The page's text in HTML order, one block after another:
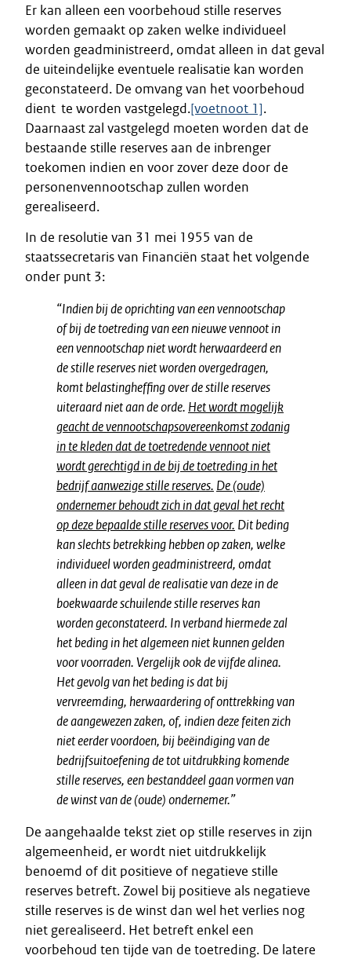
Er kan alleen een voorbehoud stille reserves
worden gemaakt op zaken welke individueel
worden geadministreerd, omdat alleen in dat geval
de uiteindelijke eventuele realisatie kan worden
geconstateerd. De omvang van het voorbehoud
dient te worden vastgelegd.[voetnoot 1].
Daarnaast zal vastgelegd moeten worden dat de
bestaande stille reserves aan de inbrenger
toekomen indien en voor zover deze door de
personenvennootschap zullen worden
gerealiseerd.
In de resolutie van 31 mei 1955 van de
staatssecretaris van Financiën staat het volgende
onder punt 3:
“Indien bij de oprichting van een vennootschap
of bij de toetreding van een nieuwe vennoot in
een vennootschap niet wordt herwaardeerd en
de stille reserves niet worden overgedragen,
komt belastingheffing over de stille reserves
uiteraard niet aan de orde. Het wordt mogelijk
geacht de vennootschapsovereenkomst zodanig
in te kleden dat de toetredende vennoot niet
wordt gerechtigd in de bij de toetreding in het
bedrijf aanwezige stille reserves. De (oude)
ondernemer behoudt zich in dat geval het recht
op deze bepaalde stille reserves voor. Dit beding
kan slechts betrekking hebben op zaken, welke
individueel worden geadministreerd, omdat
alleen in dat geval de realisatie van deze in de
boekwaarde schuilende stille reserves kan
worden geconstateerd. In verband hiermede zal
het beding in het algemeen niet kunnen gelden
voor voorraden. Vergelijk ook de vijfde alinea.
Het gevolg van het beding is dat bij
vervreemding, herwaardering of onttrekking van
de aangewezen zaken, of, indien deze feiten zich
niet eerder voordoen, bij beëindiging van de
bedrijfsuitoefening de tot uitdrukking komende
stille reserves, een bestanddeel gaan vormen van
de winst van de (oude) ondernemer.”
De aangehaalde tekst ziet op stille reserves in zijn
algemeenheid, er wordt niet uitdrukkelijk
benoemd of dit positieve of negatieve stille
reserves betreft. Zowel bij positieve als negatieve
stille reserves is de winst dan wel het verlies nog
niet gerealiseerd. Het betreft enkel een
voorbehoud ten tijde van de toetreding. De latere